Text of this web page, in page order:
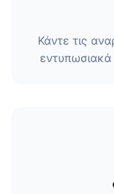
Κάντε τις